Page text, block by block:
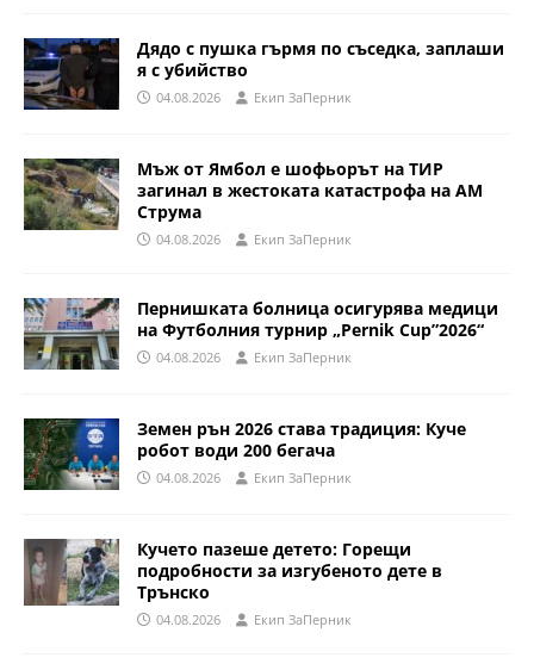
Дядо с пушка гърмя по съседка, заплаши
я с убийство
04.08.2026 Eкип ЗаПерник
Мъж от Ямбол е шофьорът на ТИР
загинал в жестоката катастрофа на АМ
Струма
04.08.2026 Eкип ЗаПерник
Пернишката болница осигурява медици
на Футболния турнир „Pernik Cup”2026“
04.08.2026 Eкип ЗаПерник
Земен рън 2026 става традиция: Куче
робот води 200 бегача
04.08.2026 Eкип ЗаПерник
Кучето пазеше детето: Горещи
подробности за изгубеното дете в
Трънско
04.08.2026 Eкип ЗаПерник